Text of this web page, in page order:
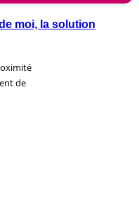
moi, la solution
de